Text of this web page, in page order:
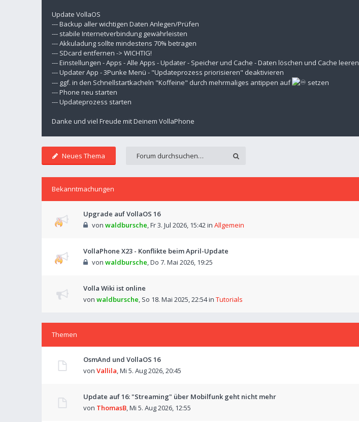
Update VollaOS
--- Backup aller wichtigen Daten Anlegen/Prüfen
--- stabile Internetverbindung gewährleisten
--- Akkuladung sollte mindestens 70% betragen
--- SDcard entfernen -> WICHTIG!
--- Einstellungen - Apps - Alle Apps - Updater - Speicher und Cache - Daten löschen und Cache leeren
--- Updater App - 3Punke Menü - "Updateprozess priorisieren" deaktivieren
--- ggf. in den Schnellstartkacheln "Koffeine" durch mehrmaliges antippen auf
setzen
--- Phone neu starten
--- Updateprozess starten
Danke und viel Freude mit Deinem VollaPhone
Neues Thema
Bekanntmachungen
Upgrade auf VollaOS 16
von waldbursche,Fr 3. Jul 2026, 15:42in Allgemein
VollaPhone X23 - Konflikte beim April-Update
von waldbursche,Do 7. Mai 2026, 19:25
Volla Wiki ist online
von waldbursche, So 18. Mai 2025, 22:54in Tutorials
Themen
OsmAnd und VollaOS 16
von Vallila,Mi 5. Aug 2026, 20:45
Update auf 16: "Streaming" über Mobilfunk geht nicht mehr
von ThomasB,Mi 5. Aug 2026, 12:55